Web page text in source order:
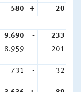
580 + 20
9.690 - 233
8.959 - 201
731 - 32